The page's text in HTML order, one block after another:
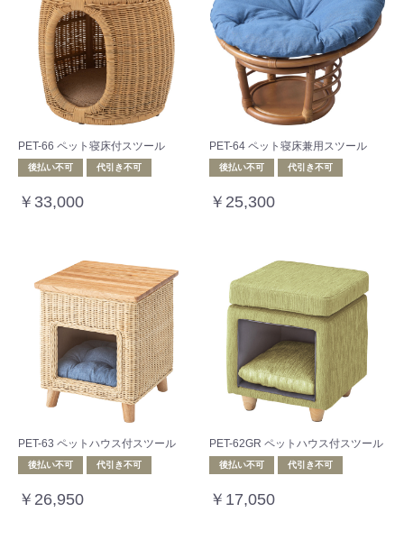
PET-66 ペット寝床付スツール
後払い不可 代引き不可
￥33,000
PET-64 ペット寝床兼用スツール
後払い不可 代引き不可
￥25,300
PET-63 ペットハウス付スツール
後払い不可 代引き不可
￥26,950
PET-62GR ペットハウス付スツール
後払い不可 代引き不可
￥17,050